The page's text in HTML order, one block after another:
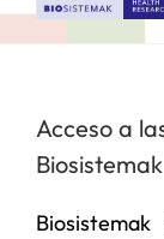
INICIO
BIOSISTEMAK
Acceso a
Biosistemak
Biosistemak